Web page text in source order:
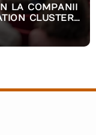
LA COMPANII
CLUSTER
DE